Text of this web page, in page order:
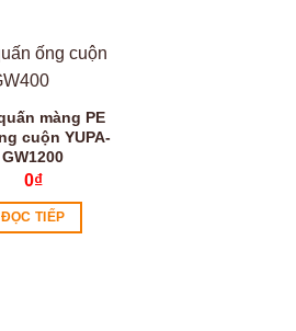
màng PE
cuộn YUPA-
GW1200
0₫
ĐỌC TIẾP